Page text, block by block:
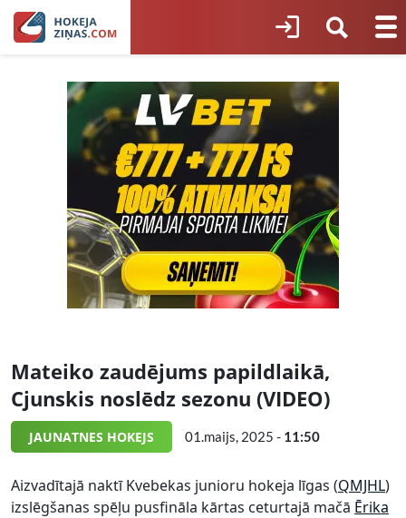
Mateiko zaudējums papildlaikā,
Cjunskis noslēdz sezonu (VIDEO)
JAUNATNES HOKEJS 01.maijs, 2025 - 11:50
Aizvadītajā naktī Kvebekas junioru hokeja līgas (QMJHL)
izslēgšanas spēļu pusfināla kārtas ceturtajā mačā Ērika